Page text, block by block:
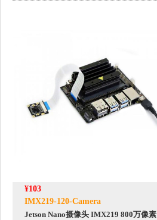
¥103
IMX219-120-Camera
Jetson Nano摄像头 IMX219 800万像素